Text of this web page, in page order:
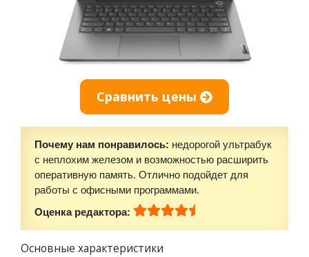
Сравнить цены
Почему нам понравилось: недорогой ультрабук
с неплохим железом и возможностью расширить
оперативную память. Отлично подойдет для
работы с офисными программами.
Оценка редактора:
Основные характеристики